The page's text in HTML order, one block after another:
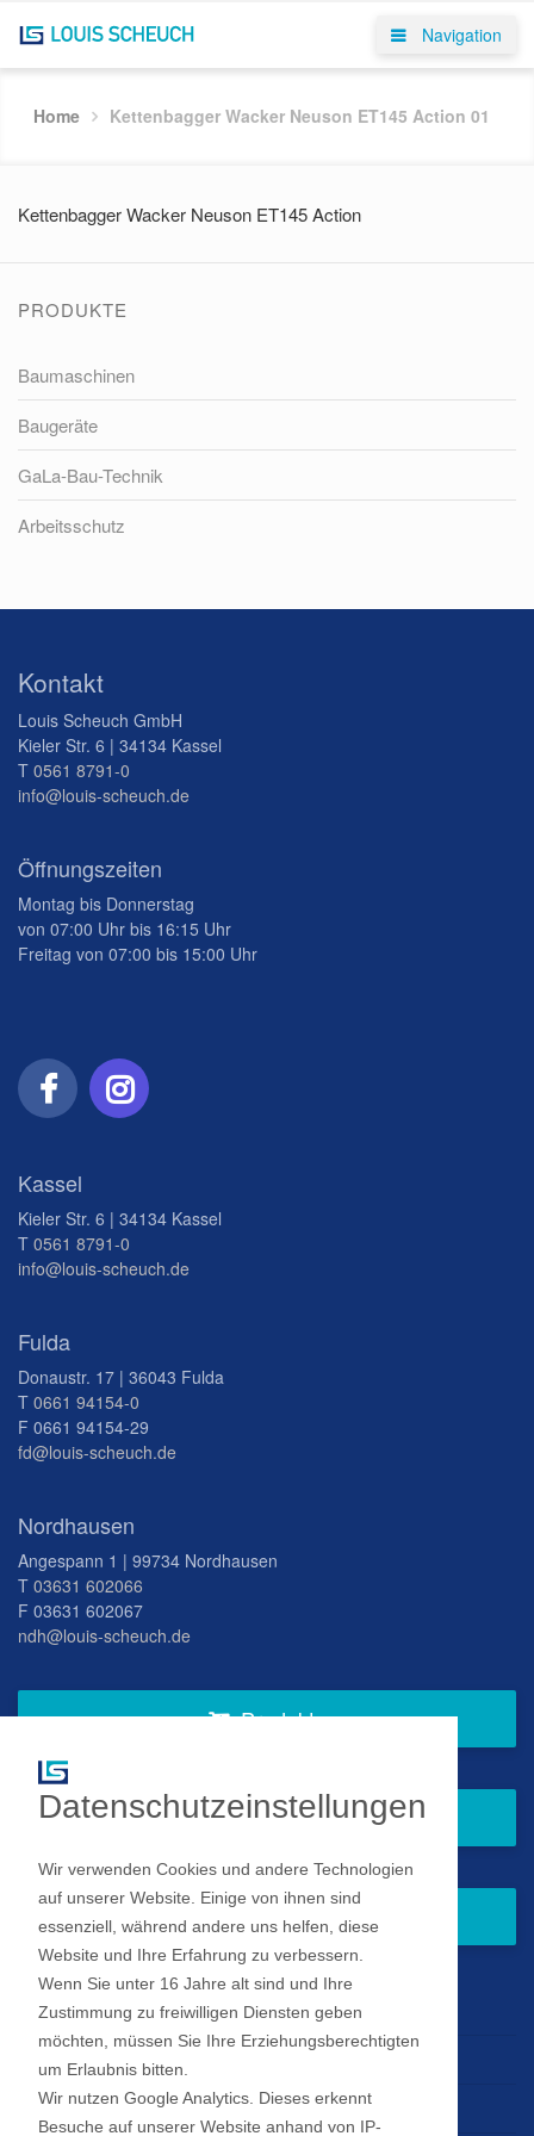
Navigation
Home Kettenbagger Wacker Neuson ET145 Action 01
Kettenbagger Wacker Neuson ET145 Action
PRODUKTE
Baumaschinen
Baugeräte
GaLa-Bau-Technik
Arbeitsschutz
Kontakt
Louis Scheuch GmbH
Kieler Str. 6 | 34134 Kassel
T 0561 8791-0
info@louis-scheuch.de
Öffnungszeiten
Montag bis Donnerstag
von 07:00 Uhr bis 16:15 Uhr
Freitag von 07:00 bis 15:00 Uhr
Kassel
Kieler Str. 6 | 34134 Kassel
T 0561 8791-0
info@louis-scheuch.de
Fulda
Donaustr. 17 | 36043 Fulda
T 0661 94154-0
F 0661 94154-29
fd@louis-scheuch.de
Nordhausen
Angespann 1 | 99734 Nordhausen
T 03631 602066
F 03631 602067
ndh@louis-scheuch.de
Produkte
Fragen Sie gern bei uns an
Zum Newsletter anmelden
Impressum
Datenschutz
Datenschutz Einstellungen
Datenschutzeinstellungen
Wir verwenden Cookies und andere Technologien
auf unserer Website. Einige von ihnen sind
essenziell, während andere uns helfen, diese
Website und Ihre Erfahrung zu verbessern.
Wenn Sie unter 16 Jahre alt sind und Ihre
Zustimmung zu freiwilligen Diensten geben
möchten, müssen Sie Ihre Erziehungsberechtigten
um Erlaubnis bitten.
Wir nutzen Google Analytics. Dieses erkennt
Besuche auf unserer Website anhand von IP-